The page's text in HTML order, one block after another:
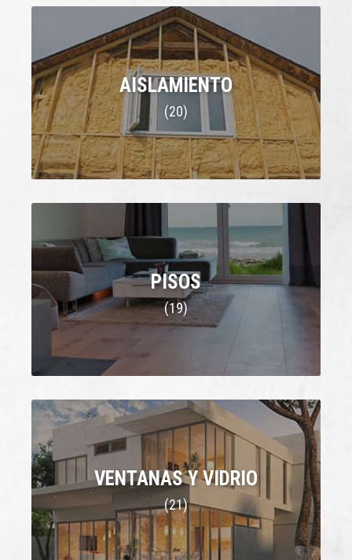
AISLAMIENTO
(20)
PISOS
(19)
VENTANAS Y VIDRIO
(21)